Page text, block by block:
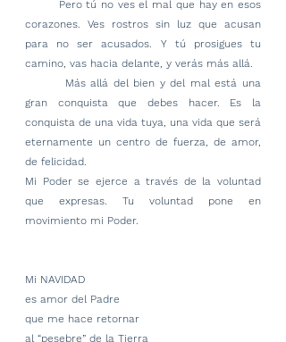
corazones. Ves rostros sin luz que acusan
para no ser acusados. Y tú prosigues tu
camino, vas hacia delante, y verás más allá.
gran conquista que debes hacer. Es la
conquista de una vida tuya, una vida que será
eternamente un centro de fuerza, de amor,
de felicidad.
Mi Poder se ejerce a través de la voluntad
que expresas. Tu voluntad pone en
movimiento mi Poder.
Mi NAVIDAD
es amor del Padre
que me hace retornar
al “pesebre” de la Tierra